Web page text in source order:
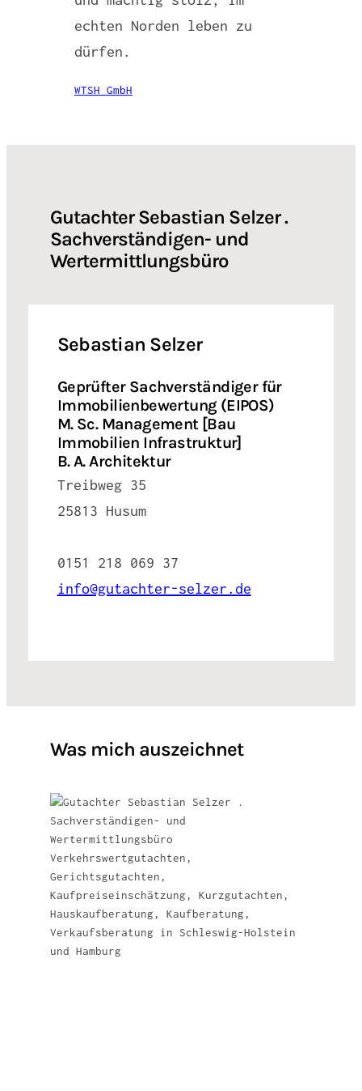
echten Norden leben zu
dürfen.
WTSH GmbH
Gutachter Sebastian Selzer .
Sachverständigen- und
Wertermittlungsbüro
Sebastian Selzer
Geprüfter Sachverständiger für
Immobilienbewertung (EIPOS)
M. Sc. Management [Bau
Immobilien Infrastruktur]
B. A. Architektur
Treibweg 35
25813 Husum
0151 218 069 37
info@gutachter-selzer.de
Was mich auszeichnet